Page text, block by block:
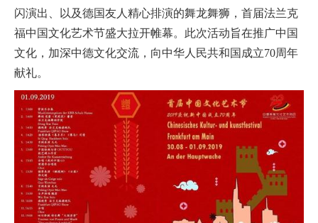
闪演出、以及德国友人精心排演的舞龙舞狮，首届法兰克
福中国文化艺术节盛大拉开帷幕。此次活动旨在推广中国
文化，加深中德文化交流，向中华人民共和国成立70周年
献礼。